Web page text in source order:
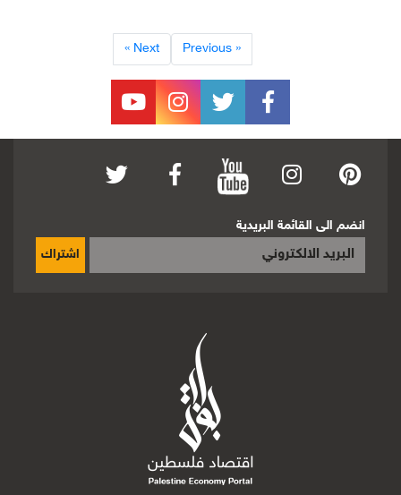
« Previous
Next »
انضم الى القائمة البريدية
اشتراك